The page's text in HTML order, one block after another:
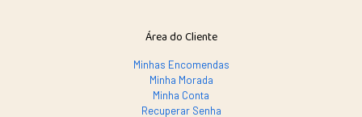
Área do Cliente
Minhas Encomendas
Minha Morada
Minha Conta
Recuperar Senha